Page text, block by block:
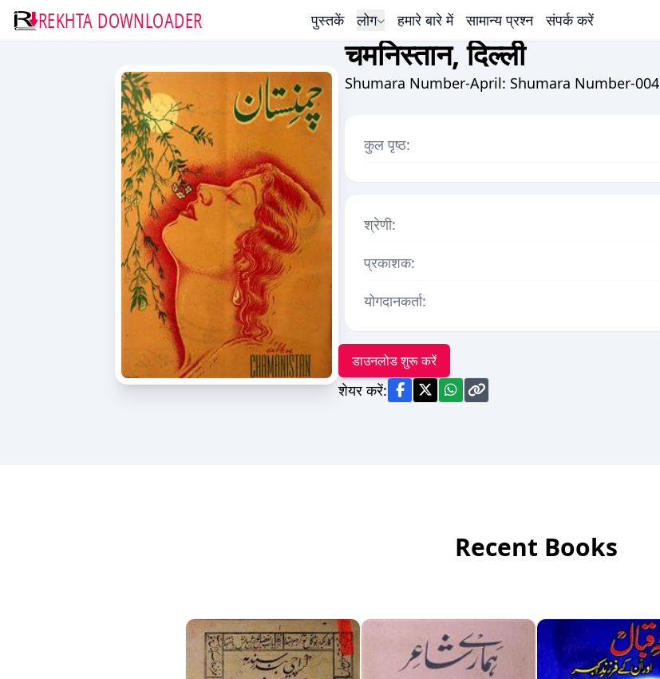
REKHTA DOWNLOADER पुस्तकें लोग हमारे बारे में सामान्य प्रश्न संपर्क करें
चमनिस्तान, दिल्ली
Shumara Number-April: Shumara Number-004
कुल पृष्ठ:
श्रेणी:
प्रकाशक:
योगदानकर्ता:
डाउनलोड शुरू करें
शेयर करें:
Recent Books